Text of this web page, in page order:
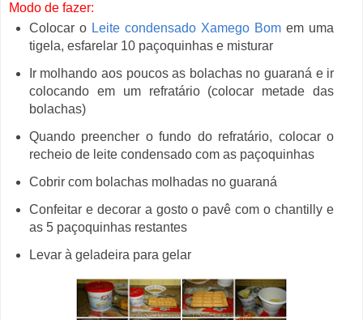
Modo de fazer:
Colocar o Leite condensado Xamego Bom em uma
tigela, esfarelar 10 paçoquinhas e misturar
Ir molhando aos poucos as bolachas no guaraná e ir
colocando em um refratário (colocar metade das
bolachas)
Quando preencher o fundo do refratário, colocar o
recheio de leite condensado com as paçoquinhas
Cobrir com bolachas molhadas no guaraná
Confeitar e decorar a gosto o pavê com o chantilly e
as 5 paçoquinhas restantes
Levar à geladeira para gelar